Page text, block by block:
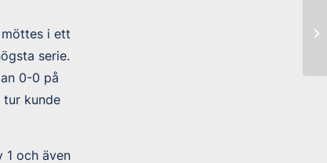
möttes i ett
serie.
0-0 på
tur kunde
1 och även